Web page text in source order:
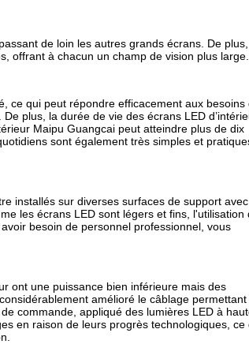
de loin les autres grands écrans. De plus,
offrant à chacun un champ de vision plus large.
ce qui peut répondre efficacement aux besoins
plus, la durée de vie des écrans LED
Maipu Guangcai peut atteindre plus de dix
sont également très simples et
installés sur diverses surfaces de support avec
les écrans LED sont légers et fins, l'utilisation
besoin de personnel professionnel, vous
ont une puissance bien inférieure mais des
amélioré le câblage permettant
commande, appliqué des lumières LED à
en raison de leurs progrès technologiques, ce